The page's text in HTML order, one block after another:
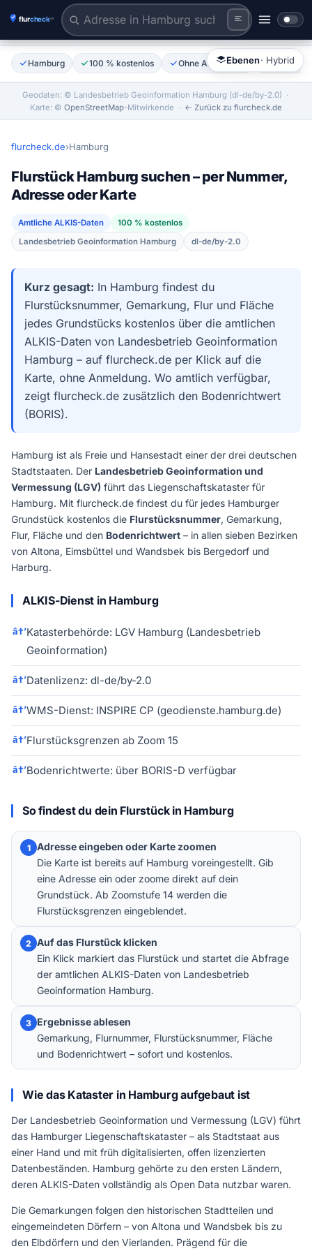
Tiles © Esri | Labels © Esri
Adresse eingeben oder Karte reinzoomen
Ebenen· Hybrid
Hamburg 100 % kostenlos Ohne Anmeldung Amtliche
Geodaten: © Landesbetrieb Geoinformation Hamburg (dl-de/by-2.0) ·
Karte: © OpenStreetMap-Mitwirkende · ← Zurück zu flurcheck.de
flurcheck.de›Hamburg
Flurstück Hamburg suchen – per Nummer,
Adresse oder Karte
Amtliche ALKIS-Daten
100 % kostenlos
Landesbetrieb Geoinformation Hamburg
dl-de/by-2.0
Kurz gesagt: In Hamburg findest du
Flurstücksnummer, Gemarkung, Flur und Fläche
jedes Grundstücks kostenlos über die amtlichen
ALKIS-Daten von Landesbetrieb Geoinformation
Hamburg – auf flurcheck.de per Klick auf die
Karte, ohne Anmeldung. Wo amtlich verfügbar,
zeigt flurcheck.de zusätzlich den Bodenrichtwert
(BORIS).
Hamburg ist als Freie und Hansestadt einer der drei deutschen
Stadtstaaten. Der Landesbetrieb Geoinformation und
Vermessung (LGV) führt das Liegenschaftskataster für
Hamburg. Mit flurcheck.de findest du für jedes Hamburger
Grundstück kostenlos die Flurstücksnummer, Gemarkung,
Flur, Fläche und den Bodenrichtwert – in allen sieben Bezirken
von Altona, Eimsbüttel und Wandsbek bis Bergedorf und
Harburg.
ALKIS-Dienst in Hamburg
Katasterbehörde: LGV Hamburg (Landesbetrieb
Geoinformation)
Datenlizenz: dl-de/by-2.0
WMS-Dienst: INSPIRE CP (geodienste.hamburg.de)
Flurstücksgrenzen ab Zoom 15
Bodenrichtwerte: über BORIS-D verfügbar
So findest du dein Flurstück in Hamburg
1
Adresse eingeben oder Karte zoomen
Die Karte ist bereits auf Hamburg voreingestellt. Gib
eine Adresse ein oder zoome direkt auf dein
Grundstück. Ab Zoomstufe 14 werden die
Flurstücksgrenzen eingeblendet.
2 Auf das Flurstück klicken
Ein Klick markiert das Flurstück und startet die Abfrage
der amtlichen ALKIS-Daten von Landesbetrieb
Geoinformation Hamburg.
3 Ergebnisse ablesen
Gemarkung, Flurnummer, Flurstücksnummer, Fläche
und Bodenrichtwert – sofort und kostenlos.
Wie das Kataster in Hamburg aufgebaut ist
Der Landesbetrieb Geoinformation und Vermessung (LGV) führt
das Hamburger Liegenschaftskataster – als Stadtstaat aus
einer Hand und mit früh digitalisierten, offen lizenzierten
Datenbeständen. Hamburg gehörte zu den ersten Ländern,
deren ALKIS-Daten vollständig als Open Data nutzbar waren.
Die Gemarkungen folgen den historischen Stadtteilen und
eingemeindeten Dörfern – von Altona und Wandsbek bis zu
den Elbdörfern und den Vierlanden. Prägend für die